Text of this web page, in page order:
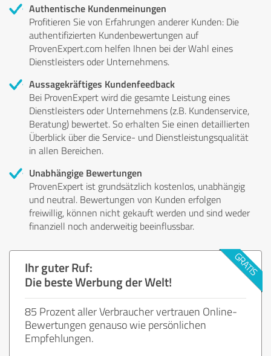
Authentische Kundenmeinungen
Profitieren Sie von Erfahrungen anderer Kunden: Die
authentifizierten Kundenbewertungen auf
ProvenExpert.com helfen Ihnen bei der Wahl eines
Dienstleisters oder Unternehmens.
Aussagekräftiges Kundenfeedback
Bei ProvenExpert wird die gesamte Leistung eines
Dienstleisters oder Unternehmens (z.B. Kundenservice,
Beratung) bewertet. So erhalten Sie einen detaillierten
Überblick über die Service- und Dienstleistungsqualität
in allen Bereichen.
Unabhängige Bewertungen
ProvenExpert ist grundsätzlich kostenlos, unabhängig
und neutral. Bewertungen von Kunden erfolgen
freiwillig, können nicht gekauft werden und sind weder
finanziell noch anderweitig beeinflussbar.
Ihr guter Ruf:
Die beste Werbung der Welt!
85 Prozent aller Verbraucher vertrauen Online-
Bewertungen genauso wie persönlichen
Empfehlungen.